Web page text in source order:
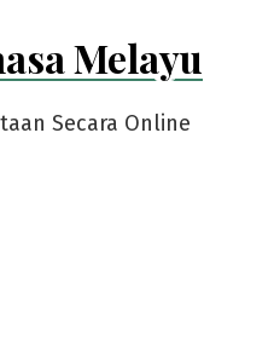
Melayu
Secara Online